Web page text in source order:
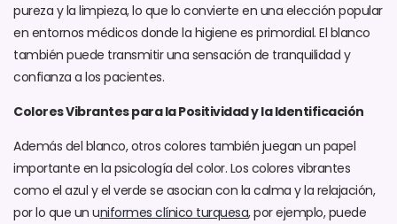
pureza y la limpieza, lo que lo convierte en una elección popular
en entornos médicos donde la higiene es primordial. El blanco
también puede transmitir una sensación de tranquilidad y
confianza a los pacientes.
Colores Vibrantes para la Positividad y la Identificación
Además del blanco, otros colores también juegan un papel
importante en la psicología del color. Los colores vibrantes
como el azul y el verde se asocian con la calma y la relajación,
por lo que un uniformes clínico turquesa, por ejemplo, puede